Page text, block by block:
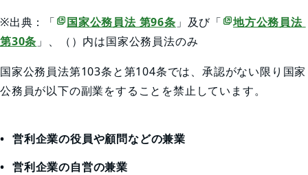
※出典：「
国家公務員法 第96条 」及び「
地方公務員法
第30条 」、（）内は国家公務員法のみ
国家公務員法第103条と第104条では、承認がない限り国家
公務員が以下の副業をすることを禁止しています。
営利企業の役員や顧問などの兼業
営利企業の自営の兼業